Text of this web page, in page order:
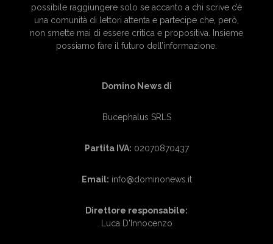
possibile raggiungere solo se accanto a chi scrive c’è
una comunità di lettori attenta e partecipe che, però,
non smette mai di essere critica e propositiva. Insieme
possiamo fare il futuro dell’informazione.
Domino News di
Bucephalus SRLS
Partita IVA: 02070870437
Email: info@dominonews.it
Direttore responsabile:
Luca D'Innocenzo